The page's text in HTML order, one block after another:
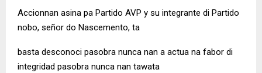
Accionnan asina pa Partido AVP y su integrante di Partido
nobo, señor do Nascemento, ta
basta desconoci pasobra nunca nan a actua na fabor di
integridad pasobra nunca nan tawata